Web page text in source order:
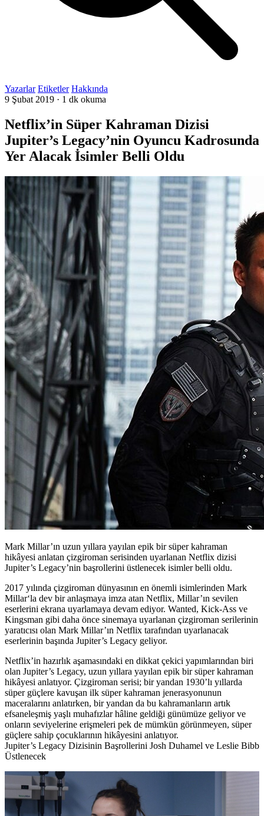
Yazarlar Etiketler Hakkında
9 Şubat 2019 · 1 dk okuma
Netflix’in Süper Kahraman Dizisi
Jupiter’s Legacy’nin Oyuncu Kadrosunda
Yer Alacak İsimler Belli Oldu
Mark Millar’ın uzun yıllara yayılan epik bir süper kahraman
hikâyesi anlatan çizgiroman serisinden uyarlanan Netflix dizisi
Jupiter’s Legacy’nin başrollerini üstlenecek isimler belli oldu.
2017 yılında çizgiroman dünyasının en önemli isimlerinden Mark
Millar‘la dev bir anlaşmaya imza atan Netflix, Millar’ın sevilen
eserlerini ekrana uyarlamaya devam ediyor. Wanted, Kick-Ass ve
Kingsman gibi daha önce sinemaya uyarlanan çizgiroman serilerinin
yaratıcısı olan Mark Millar’ın Netflix tarafından uyarlanacak
eserlerinin başında Jupiter’s Legacy geliyor.
Netflix’in hazırlık aşamasındaki en dikkat çekici yapımlarından biri
olan Jupiter’s Legacy, uzun yıllara yayılan epik bir süper kahraman
hikâyesi anlatıyor. Çizgiroman serisi; bir yandan 1930’lı yıllarda
süper güçlere kavuşan ilk süper kahraman jenerasyonunun
maceralarını anlatırken, bir yandan da bu kahramanların artık
efsaneleşmiş yaşlı muhafızlar hâline geldiği günümüze geliyor ve
onların seviyelerine erişmeleri pek de mümkün görünmeyen, süper
güçlere sahip çocuklarının hikâyesini anlatıyor.
Jupiter’s Legacy Dizisinin Başrollerini Josh Duhamel ve Leslie Bibb
Üstlenecek